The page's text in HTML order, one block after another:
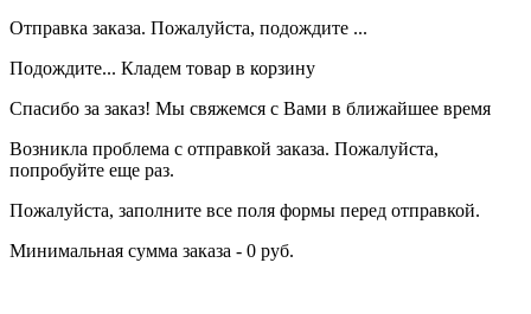
Отправка заказа. Пожалуйста, подождите ...
Подождите... Кладем товар в корзину
Спасибо за заказ! Мы свяжемся с Вами в ближайшее время
Возникла проблема с отправкой заказа. Пожалуйста,
попробуйте еще раз.
Пожалуйста, заполните все поля формы перед отправкой.
Минимальная сумма заказа - 0 руб.